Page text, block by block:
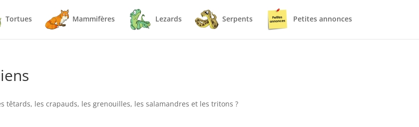
Tortues Mammifères Lezards Serpents Petites annonces
têtards, les crapauds, les grenouilles, les salamandres et les tritons ?